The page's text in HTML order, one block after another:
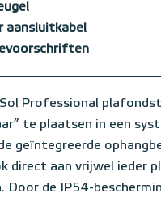
aansluitkabel
Sol Professional
te plaatsen in een
geïntegreerde
direct aan vrijwel ieder
Door de IP54-